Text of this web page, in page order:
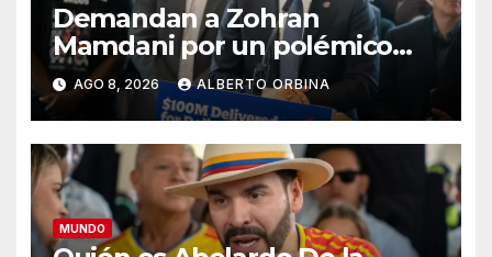
Demandan a Zohran
Mamdani por un polémico
impuesto inmobiliario que
podría afectar a miles de
personas
AGO 8, 2026 ALBERTO ORBINA
MUNDO